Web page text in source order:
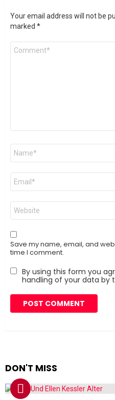
Your email address will not be
marked *
Comment
Name
Email
Website
Save my name, email, and
time I comment.
By using this form you
handling of your data by
DON'T MISS